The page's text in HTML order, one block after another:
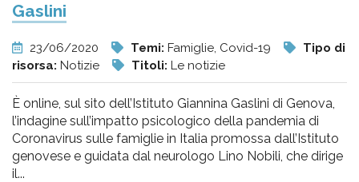
Gaslini
23/06/2020 Temi: Famiglie, Covid-19
Tipo di
risorsa: Notizie Titoli: Le notizie
È online, sul sito dell’Istituto Giannina Gaslini di Genova,
l’indagine sull’impatto psicologico della pandemia di
Coronavirus sulle famiglie in Italia promossa dall’Istituto
genovese e guidata dal neurologo Lino Nobili, che dirige
il...